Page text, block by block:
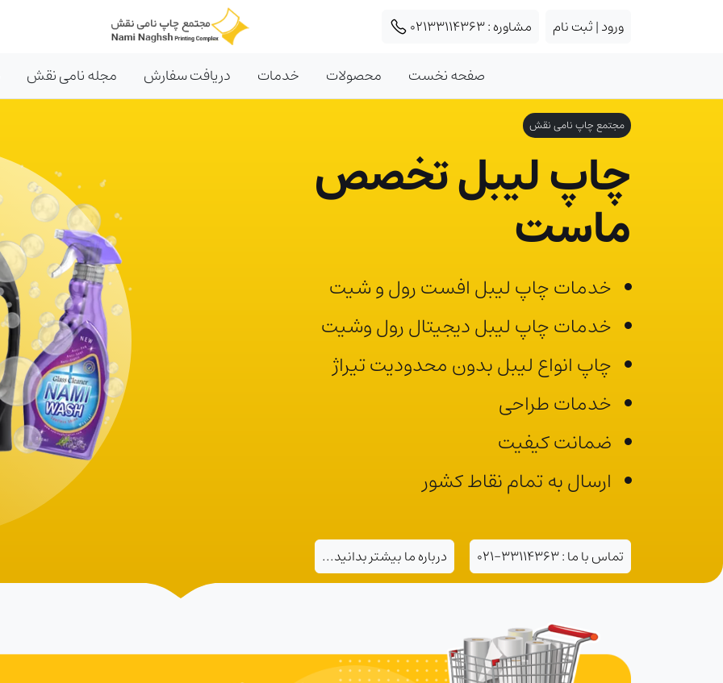
ورود | ثبت نام مشاوره :02133114363
صفحه نخست محصولات خدمات دریافت سفارش مجله نامی نقش
مجتمع چاپ نامی نقش
چاپ لیبل تخصص
ماست
خدمات چاپ لیبل افست رول و شیت
خدمات چاپ لیبل دیجیتال رول وشیت
چاپ انواع لیبل بدون محدودیت تیراژ
خدمات طراحی
ضمانت کیفیت
ارسال به تمام نقاط کشور
تماس با ما : 33114363-021 درباره مابیشتر بدانید...